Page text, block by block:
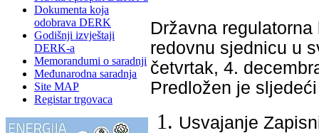
Dokumenta koja
odobrava DERK
Godišnji izvještaji
DERK-a
Memorandumi o saradnji
Međunarodna saradnja
Site MAP
Registar trgovaca
Državna
redovnu sjednicu u
četvrtak, 4.
Predložen je
Usvajanje